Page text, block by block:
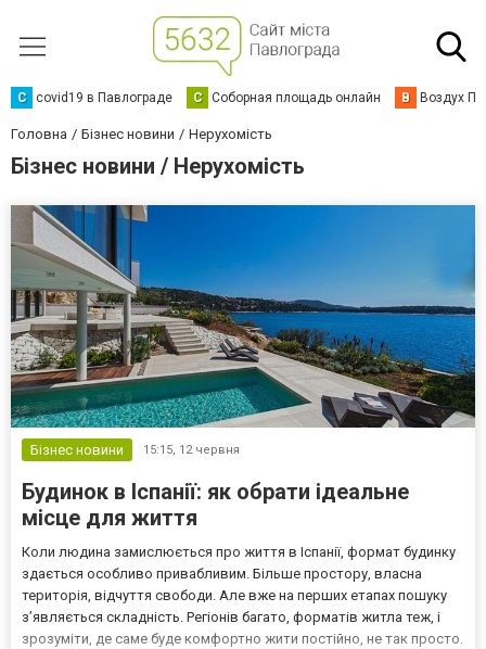
C covid19 в Павлограде С Соборная площадь онлайн В Воздух
Головна Бізнес новини Нерухомість
Бізнес новини / Нерухомість
Бізнес новини 15:15, 12 червня
Будинок в Іспанії: як обрати ідеальне
місце для життя
Коли людина замислюється про життя в Іспанії, формат будинку
здається особливо привабливим. Більше простору, власна
територія, відчуття свободи. Але вже на перших етапах пошуку
з’являється складність. Регіонів багато, форматів житла теж, і
зрозуміти, де саме буде комфортно жити постійно, не так просто.